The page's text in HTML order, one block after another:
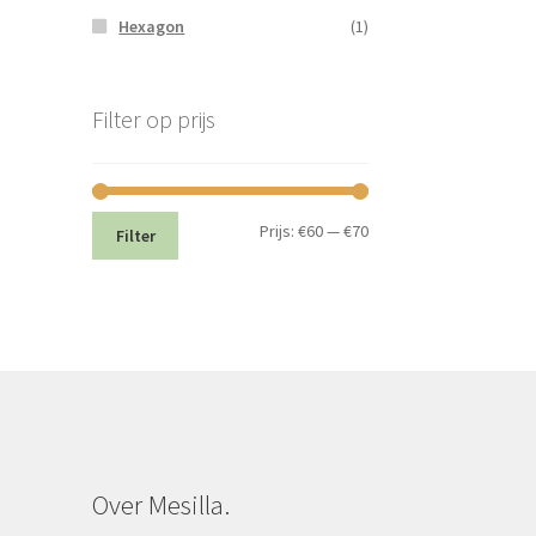
Hexagon (1)
Filter op prijs
Min.
Max.
Filter Prijs: €60—€70
Over Mesilla.